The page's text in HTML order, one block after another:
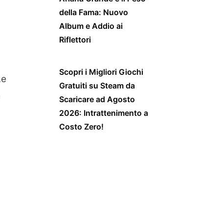
della Fama: Nuovo
Album e Addio ai
Riflettori
Scopri i Migliori Giochi
Gratuiti su Steam da
Scaricare ad Agosto
2026: Intrattenimento a
Costo Zero!